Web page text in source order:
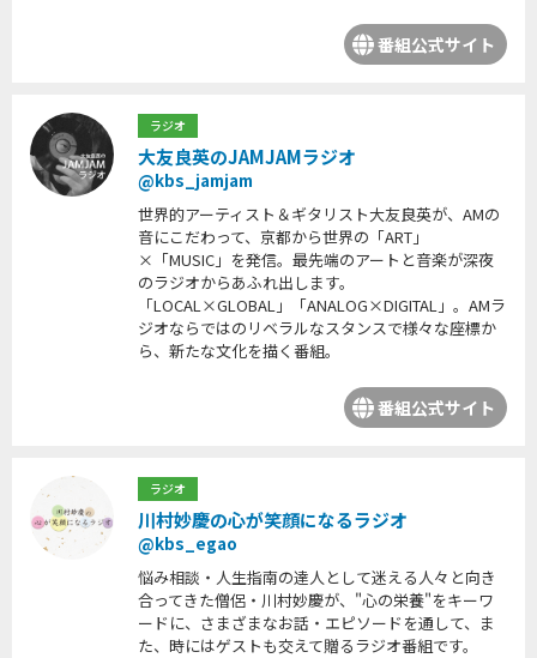
番組公式サイト
ラジオ
大友良英のJAMJAMラジオ
@kbs_jamjam
世界的アーティスト＆ギタリスト大友良英が、AMの
音にこだわって、京都から世界の「ART」
×「MUSIC」を発信。最先端のアートと音楽が深夜
のラジオからあふれ出します。
「LOCAL×GLOBAL」「ANALOG×DIGITAL」。AMラ
ジオならではのリベラルなスタンスで様々な座標か
ら、新たな文化を描く番組。
番組公式サイト
ラジオ
川村妙慶の心が笑顔になるラジオ
@kbs_egao
悩み相談・人生指南の達人として迷える人々と向き
合ってきた僧侶・川村妙慶が、"心の栄養"をキーワ
ードに、さまざまなお話・エピソードを通して、ま
た、時にはゲストも交えて贈るラジオ番組です。